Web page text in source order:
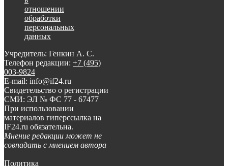
отношении
обработки
персональных
данных
Учредитель: Генкин А. С.
Телефон редакции: +7 (495)
003-9824
E-mail: info@if24.ru
Свидетельство о регистрации
СМИ: ЭЛ № ФС 77 - 67477
При использовании
материалов гиперссылка на
IF24.ru обязательна.
Мнение редакции может не
совпадать с мнением автора
Политика